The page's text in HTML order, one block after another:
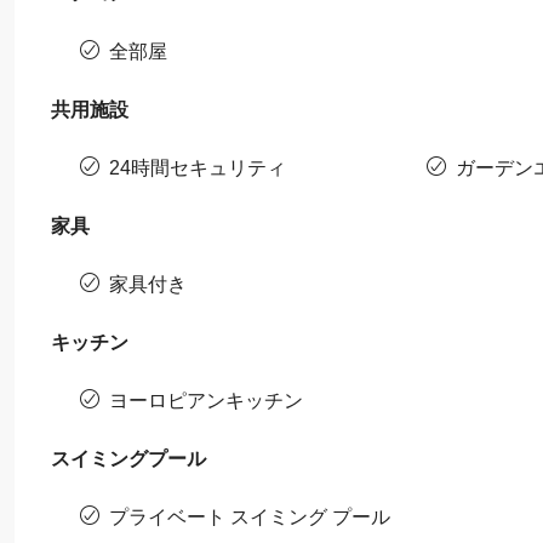
全部屋
共用施設
24時間セキュリティ ガーデン
家具
家具付き
キッチン
ヨーロピアンキッチン
スイミングプール
プライベート スイミング プール